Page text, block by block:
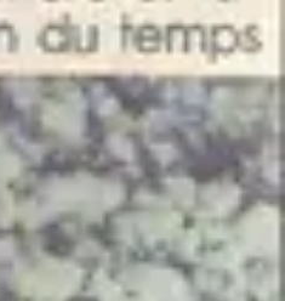
de Jeu Comparatifs
Jeux en